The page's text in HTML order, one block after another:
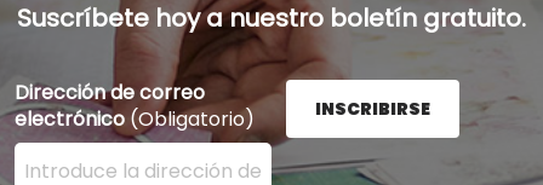
Suscríbete hoy a nuestro boletín gratuito.
Dirección de correo
electrónico (Obligatorio)
Ingrese su dirección de correo electrónico aquí y
INSCRIBIRSE